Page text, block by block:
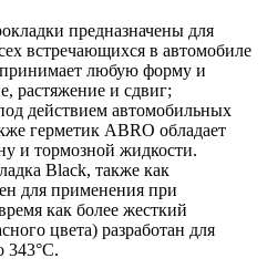
предназначены для
встречающихся в автомобиле
любую форму и
растяжение и сдвиг;
действием автомобильных
герметик ABRO обладает
и тормозной жидкости.
Black, также как
для применения при
как более жесткий
цвета) разработан для
343°С.